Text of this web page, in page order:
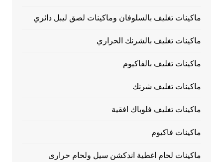
ماكينات تغليف بالسلوفان وماكينات لصق ليبل دائري
ماكينات تغليف بالشرنك الحراري
ماكينات تغليف بالفاكيوم
ماكينات تغليف شرنك
ماكينات تغليف فلوباك افقية
ماكينات فاكيوم
ماكينات لحام اغطية اندكشن سيل ولحام حرارى